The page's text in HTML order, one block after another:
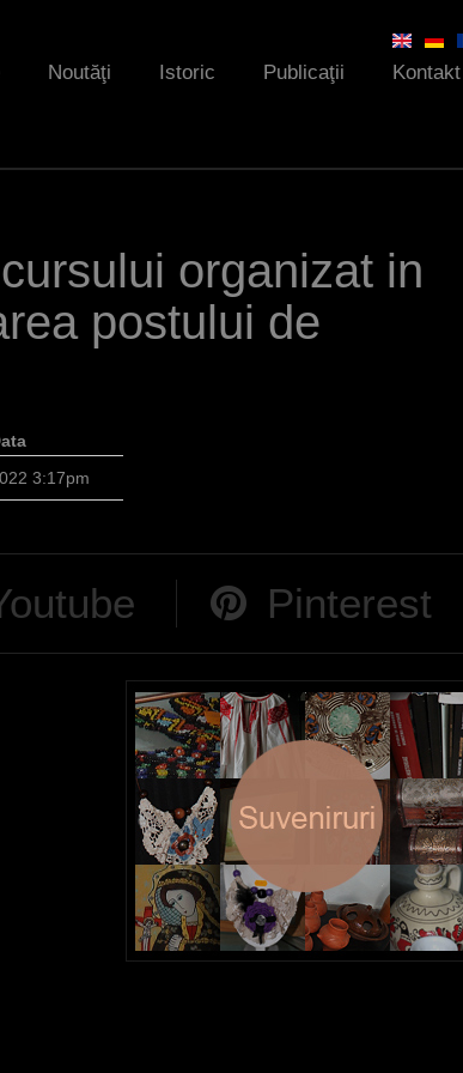
Noutăţi Istoric Publicaţii Kontakt
organizat in
postului de
3:17pm
Pinterest